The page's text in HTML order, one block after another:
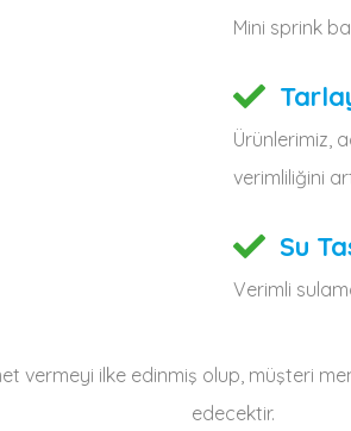
Mini sprink
Ürünlerimiz,
verimliliğini
Su
Verimli
vermeyi ilke edinmiş olup, müşteri
edecektir.